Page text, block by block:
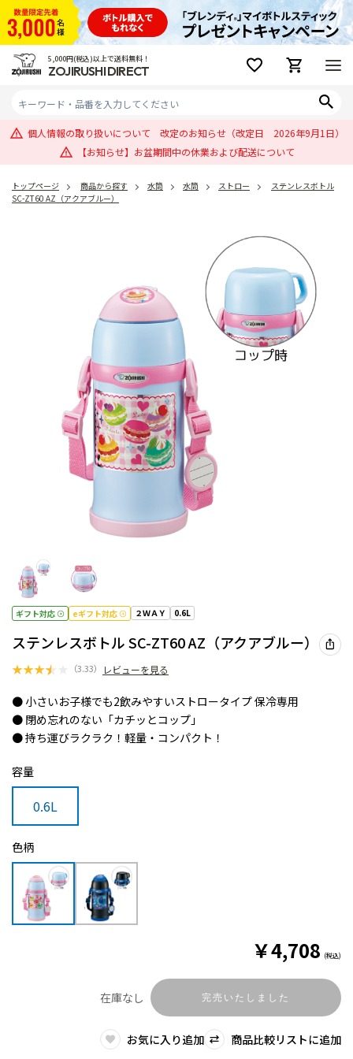
5,000円(税込)以上で送料無料！
ZOJIRUSHI DIRECT
個人情報の取り扱いについて 改定のお知らせ（改定日 2026年9月1日）
【お知らせ】お盆期間中の休業および配送について
トップページ 商品から探す 水筒 水筒 ストロー
ステンレスボトル
SC-ZT60 AZ（アクアブルー）
ギフト対応 eギフト対応 ２ＷＡＹ 0.6L
ステンレスボトル SC-ZT60 AZ（アクアブルー）
★★★★ （3.33） レビューを見る
● 小さいお子様でも2飲みやすいストロータイプ 保冷専用
● 閉め忘れのない「カチッとコップ」
● 持ち運びラクラク！軽量・コンパクト！
容量
0.6L
色柄
￥4,708 (税込)
在庫なし 完売いたしました
お気に入り追加 商品比較リストに追加